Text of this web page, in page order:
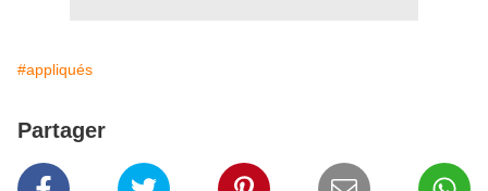
#appliqués
Partager